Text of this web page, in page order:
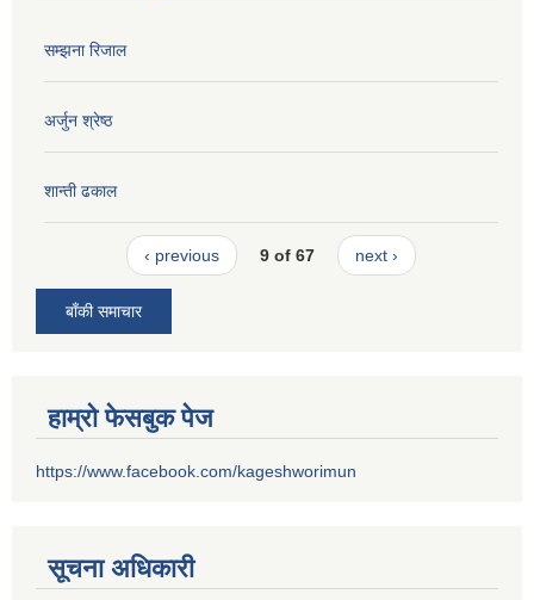
सम्झना रिजाल
अर्जुन श्रेष्ठ
शान्ती ढकाल
‹ previous 9 of 67 next ›
बाँकी समाचार
हाम्रो फेसबुक पेज
https://www.facebook.com/kageshworimun
सूचना अधिकारी